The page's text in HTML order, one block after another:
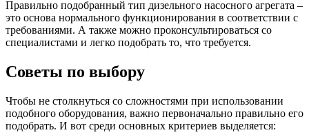
Правильно подобранный тип дизельного насосного агрегата –
это основа нормального функционирования в соответствии с
требованиями. А также можно проконсультироваться со
специалистами и легко подобрать то, что требуется.
Советы по выбору
Чтобы не столкнуться со сложностями при использовании
подобного оборудования, важно первоначально правильно его
подобрать. И вот среди основных критериев выделяется: